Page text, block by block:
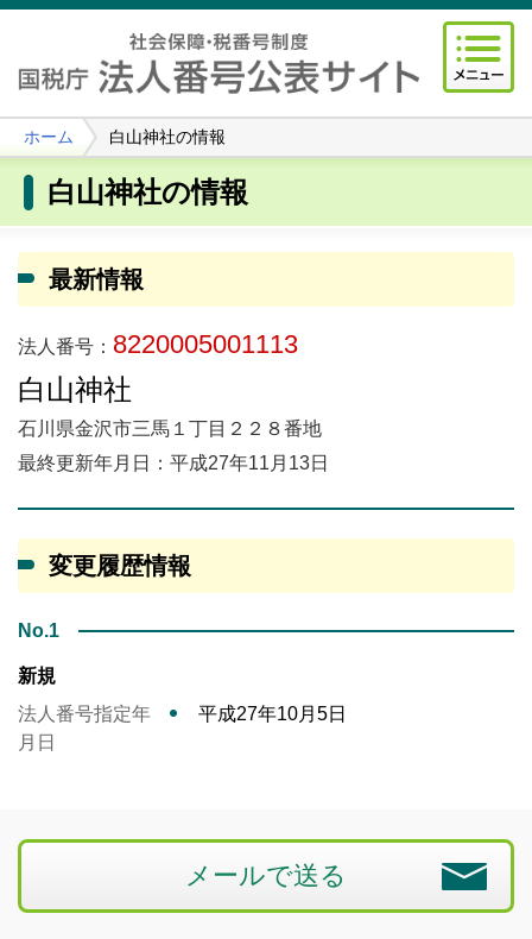
ホーム 白山神社の情報
白山神社の情報
最新情報
法人番号： 8220005001113
白山神社
石川県金沢市三馬１丁目２２８番地
最終更新年月日：平成27年11月13日
変更履歴情報
No.1
新規
法人番号指定年
月日
平成27年10月5日
メールで送る